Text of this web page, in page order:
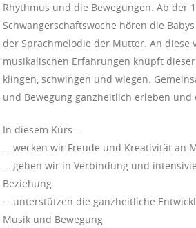
Rhythmus und die Bewegungen. Ab der
Schwangerschaftswoche hören die
der Sprachmelodie der Mutter. An diese
musikalischen Erfahrungen knüpft
klingen, schwingen und wiegen.
und Bewegung ganzheitlich erleben und
In diesem Kurs…
… wecken wir Freude und Kreativität an
… gehen wir in Verbindung und
Beziehung
… unterstützen die ganzheitliche
Musik und Bewegung